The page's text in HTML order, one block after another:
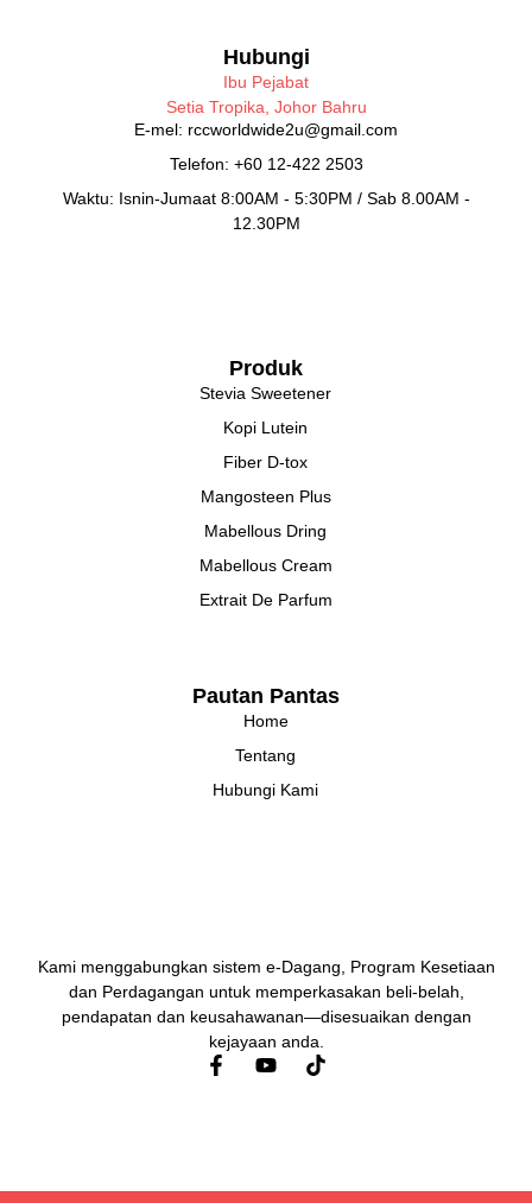
Kami menggabungkan sistem e-Dagang, Program Kesetiaan
dan Perdagangan untuk memperkasakan beli-belah,
pendapatan dan keusahawanan—disesuaikan dengan
kejayaan anda.
F
o
Y
e
Produk
Stevia Sweetener
Kopi Lutein
Fiber D-tox
Mangosteen Plus
Mabellous Dring
Mabellous Cream
Extrait De Parfum
Pautan Pantas
Home
Tentang
Hubungi Kami
Hubungi
Ibu Pejabat
Setia Tropika, Johor Bahru
E-mel: rccworldwide2u@gmail.com
Telefon: +60 12-422 2503
Waktu: Isnin-Jumaat 8:00AM - 5:30PM / Sab 8.00AM -
12.30PM